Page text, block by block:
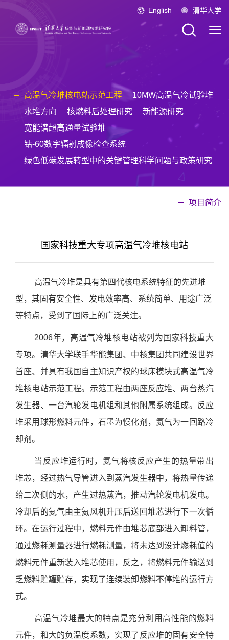
English 清华大学
高温气冷堆核电站示范工程
10MW高温气冷试验堆
水堆方向
核燃料后处理研究
新能源研究
宽能谱超高通量试验堆
钴-60数字辐射成像检查系统
绿色低碳发展转型中的关键管理科学问题与政策研究
项目简介
国家科技重大专项高温气冷堆核电站
高温气冷堆是具有第四代核电系统特征的先进堆
型，其固有安全性、发电效率高、系统简单、用途广泛
等特点，受到了国际上的广泛关注。
2006年，高温气冷堆核电站被列为国家科技重大
专项。清华大学联手华能集团、中核集团共同建设世界
首座、并具有我国自主知识产权的球床模块式高温气冷
堆核电站示范工程。示范工程由两座反应堆、两台蒸汽
发生器、一台汽轮发电机组和其他附属系统组成。反应
堆采用球形燃料元件，石墨为慢化剂，氦气为一回路冷
却剂。
当反应堆运行时，氦气将核反应产生的热量带出
堆芯，经过热气导管进入到蒸汽发生器中，将热量传递
给二次侧的水，产生过热蒸汽，推动汽轮发电机发电。
冷却后的氦气由主氦风机升压后送回堆芯进行下一次循
环。在运行过程中，燃料元件由堆芯底部进入卸料管，
通过燃耗测量器进行燃耗测量，将未达到设计燃耗值的
燃料元件重新装入堆芯使用，反之，将燃料元件输送到
乏燃料贮罐贮存，实现了连续装卸燃料不停堆的运行方
式。
高温气冷堆最大的特点是充分利用高性能的燃料
元件，和大的负温度系数，实现了反应堆的固有安全特